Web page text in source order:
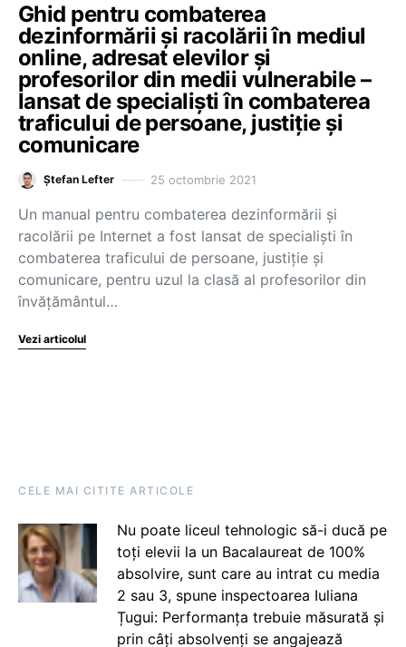
Ghid pentru combaterea
dezinformării și racolării în mediul
online, adresat elevilor și
profesorilor din medii vulnerabile –
lansat de specialiști în combaterea
traficului de persoane, justiție și
comunicare
Ștefan Lefter 25 octombrie 2021
Un manual pentru combaterea dezinformării și
racolării pe Internet a fost lansat de specialiști în
combaterea traficului de persoane, justiție și
comunicare, pentru uzul la clasă al profesorilor din
învățământul…
Vezi articolul
CELE MAI CITITE ARTICOLE
Nu poate liceul tehnologic să-i ducă pe
toți elevii la un Bacalaureat de 100%
absolvire, sunt care au intrat cu media
2 sau 3, spune inspectoarea Iuliana
Țugui: Performanța trebuie măsurată și
prin câți absolvenți se angajează